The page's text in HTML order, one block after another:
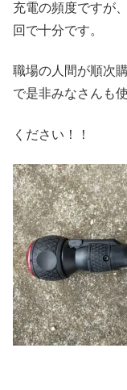
充電の頻度ですが
回で十分です。
職場の人間が順次
で是非みなさんも
ください！！